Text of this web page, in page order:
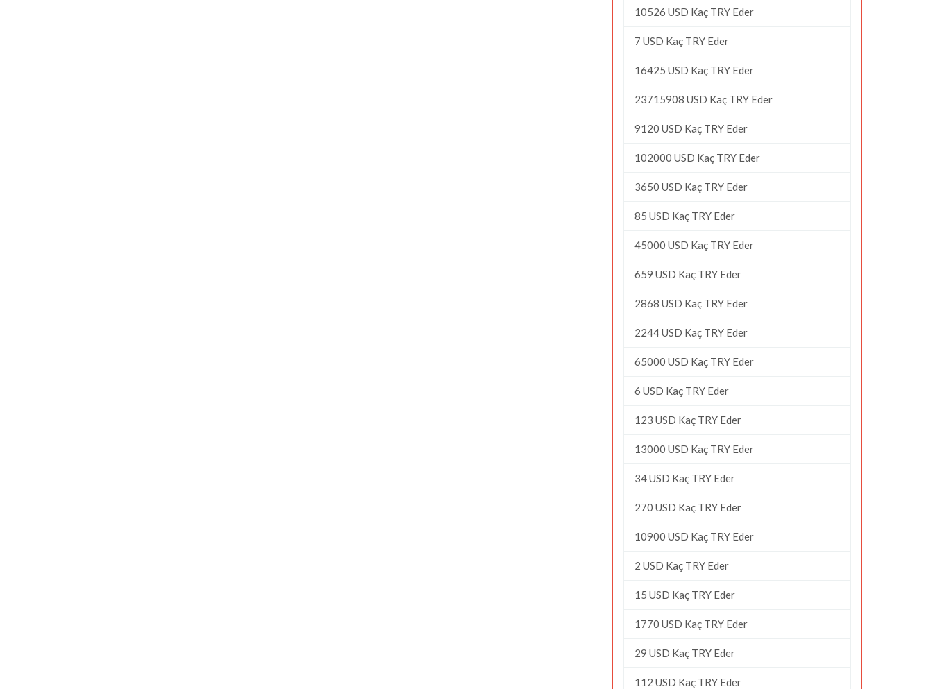
10526 USD Kaç TRY Eder
7 USD Kaç TRY Eder
16425 USD Kaç TRY Eder
23715908 USD Kaç TRY Eder
9120 USD Kaç TRY Eder
102000 USD Kaç TRY Eder
3650 USD Kaç TRY Eder
85 USD Kaç TRY Eder
45000 USD Kaç TRY Eder
659 USD Kaç TRY Eder
2868 USD Kaç TRY Eder
2244 USD Kaç TRY Eder
65000 USD Kaç TRY Eder
6 USD Kaç TRY Eder
123 USD Kaç TRY Eder
13000 USD Kaç TRY Eder
34 USD Kaç TRY Eder
270 USD Kaç TRY Eder
10900 USD Kaç TRY Eder
2 USD Kaç TRY Eder
15 USD Kaç TRY Eder
1770 USD Kaç TRY Eder
29 USD Kaç TRY Eder
112 USD Kaç TRY Eder